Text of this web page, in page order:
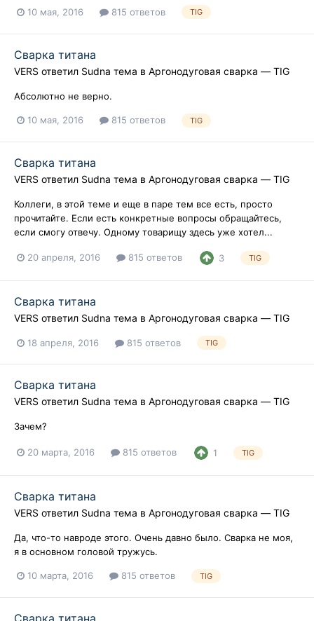
10 мая, 2016 815 ответов TIG
Сварка титана
VERS ответил Sudna тема в Аргонодуговая сварка — TIG
Абсолютно не верно.
10 мая, 2016 815 ответов TIG
Сварка титана
VERS ответил Sudna тема в Аргонодуговая сварка — TIG
Коллеги, в этой теме и еще в паре тем все есть, просто
прочитайте. Если есть конкретные вопросы обращайтесь,
если смогу отвечу. Одному товарищу здесь уже хотел...
20 апреля, 2016 815 ответов 3 TIG
Сварка титана
VERS ответил Sudna тема в Аргонодуговая сварка — TIG
18 апреля, 2016 815 ответов TIG
Сварка титана
VERS ответил Sudna тема в Аргонодуговая сварка — TIG
Зачем?
20 марта, 2016 815 ответов 1 TIG
Сварка титана
VERS ответил Sudna тема в Аргонодуговая сварка — TIG
Да, что-то навроде этого. Очень давно было. Сварка не моя,
я в основном головой тружусь.
10 марта, 2016 815 ответов TIG
Сварка титана